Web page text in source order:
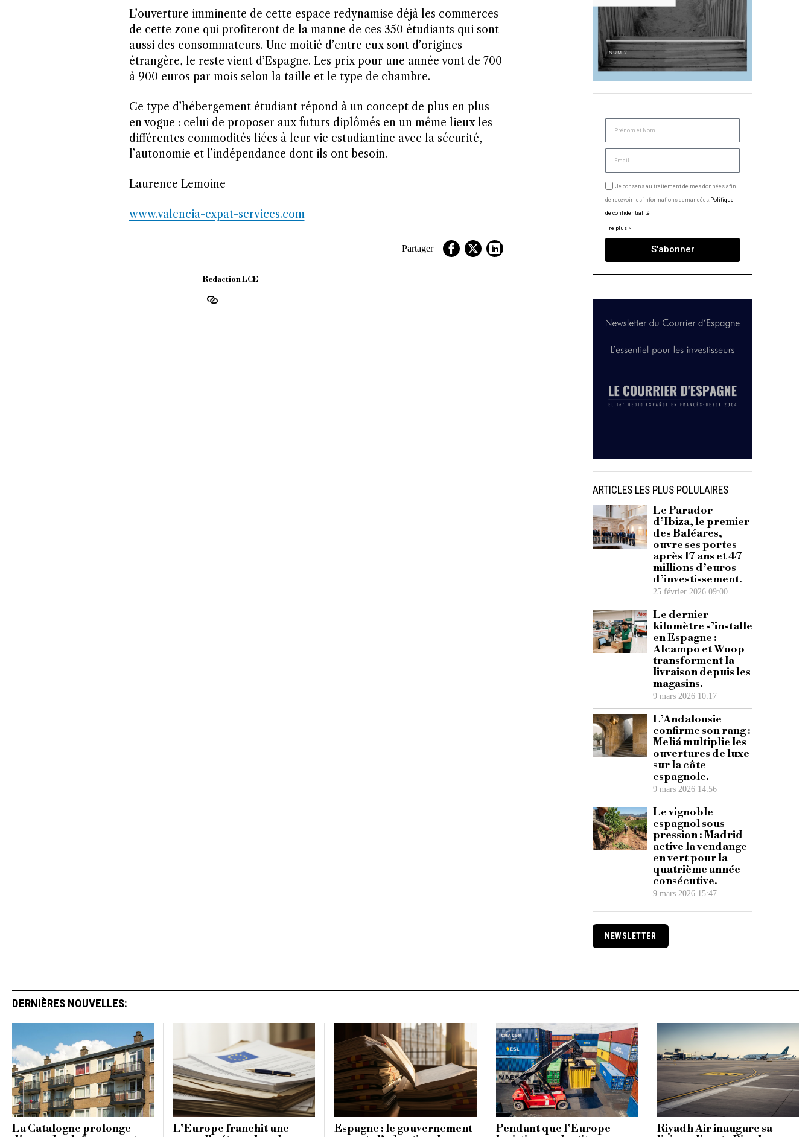
L’ouverture imminente de cette espace redynamise déjà les commerces
de cette zone qui profiteront de la manne de ces 350 étudiants qui sont
aussi des consommateurs. Une moitié d’entre eux sont d’origines
étrangère, le reste vient d’Espagne. Les prix pour une année vont de 700
à 900 euros par mois selon la taille et le type de chambre.
Ce type d’hébergement étudiant répond à un concept de plus en plus
en vogue : celui de proposer aux futurs diplômés en un même lieux les
différentes commodités liées à leur vie estudiantine avec la sécurité,
l’autonomie et l’indépendance dont ils ont besoin.
Laurence Lemoine
www.valencia-expat-services.com
Partager
Redaction LCE
Je consens au traitement de mes données afin
de recevoir les informations demandées. Politique
de confidentialité
lire plus >
S'abonner
ARTICLES LES PLUS POLULAIRES
Le Parador
d’Ibiza, le premier
des Baléares,
ouvre ses portes
après 17 ans et 47
millions d’euros
d’investissement.
25 février 2026 09:00
Le dernier
kilomètre s’installe
en Espagne :
Alcampo et Woop
transforment la
livraison depuis les
magasins.
9 mars 2026 10:17
L’Andalousie
confirme son rang :
Meliá multiplie les
ouvertures de luxe
sur la côte
espagnole.
9 mars 2026 14:56
Le vignoble
espagnol sous
pression : Madrid
active la vendange
en vert pour la
quatrième année
consécutive.
9 mars 2026 15:47
NEWSLETTER
DERNIÈRES NOUVELLES:
La Catalogne prolonge
L’Europe franchit une
Espagne : le gouvernement
Pendant que l’Europe
Riyadh Air inaugure sa